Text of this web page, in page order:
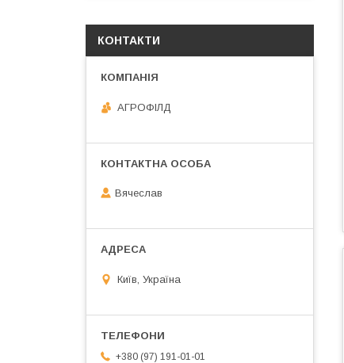
КОНТАКТИ
АГРОФІЛД
Вячеслав
Київ, Україна
+380 (97) 191-01-01